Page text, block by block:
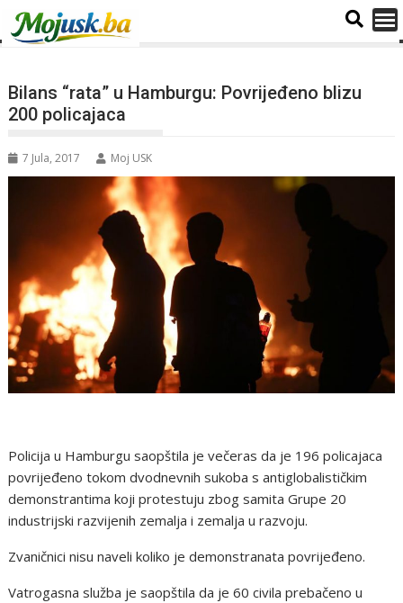
Bilans “rata” u Hamburgu: Povrijeđeno blizu
200 policajaca
7 Jula, 2017 Moj USK
Policija u Hamburgu saopštila je večeras da je 196 policajaca
povrijeđeno tokom dvodnevnih sukoba s antiglobalističkim
demonstrantima koji protestuju zbog samita Grupe 20
industrijski razvijenih zemalja i zemalja u razvoju.
Zvaničnici nisu naveli koliko je demonstranata povrijeđeno.
Vatrogasna služba je saopštila da je 60 civila prebačeno u